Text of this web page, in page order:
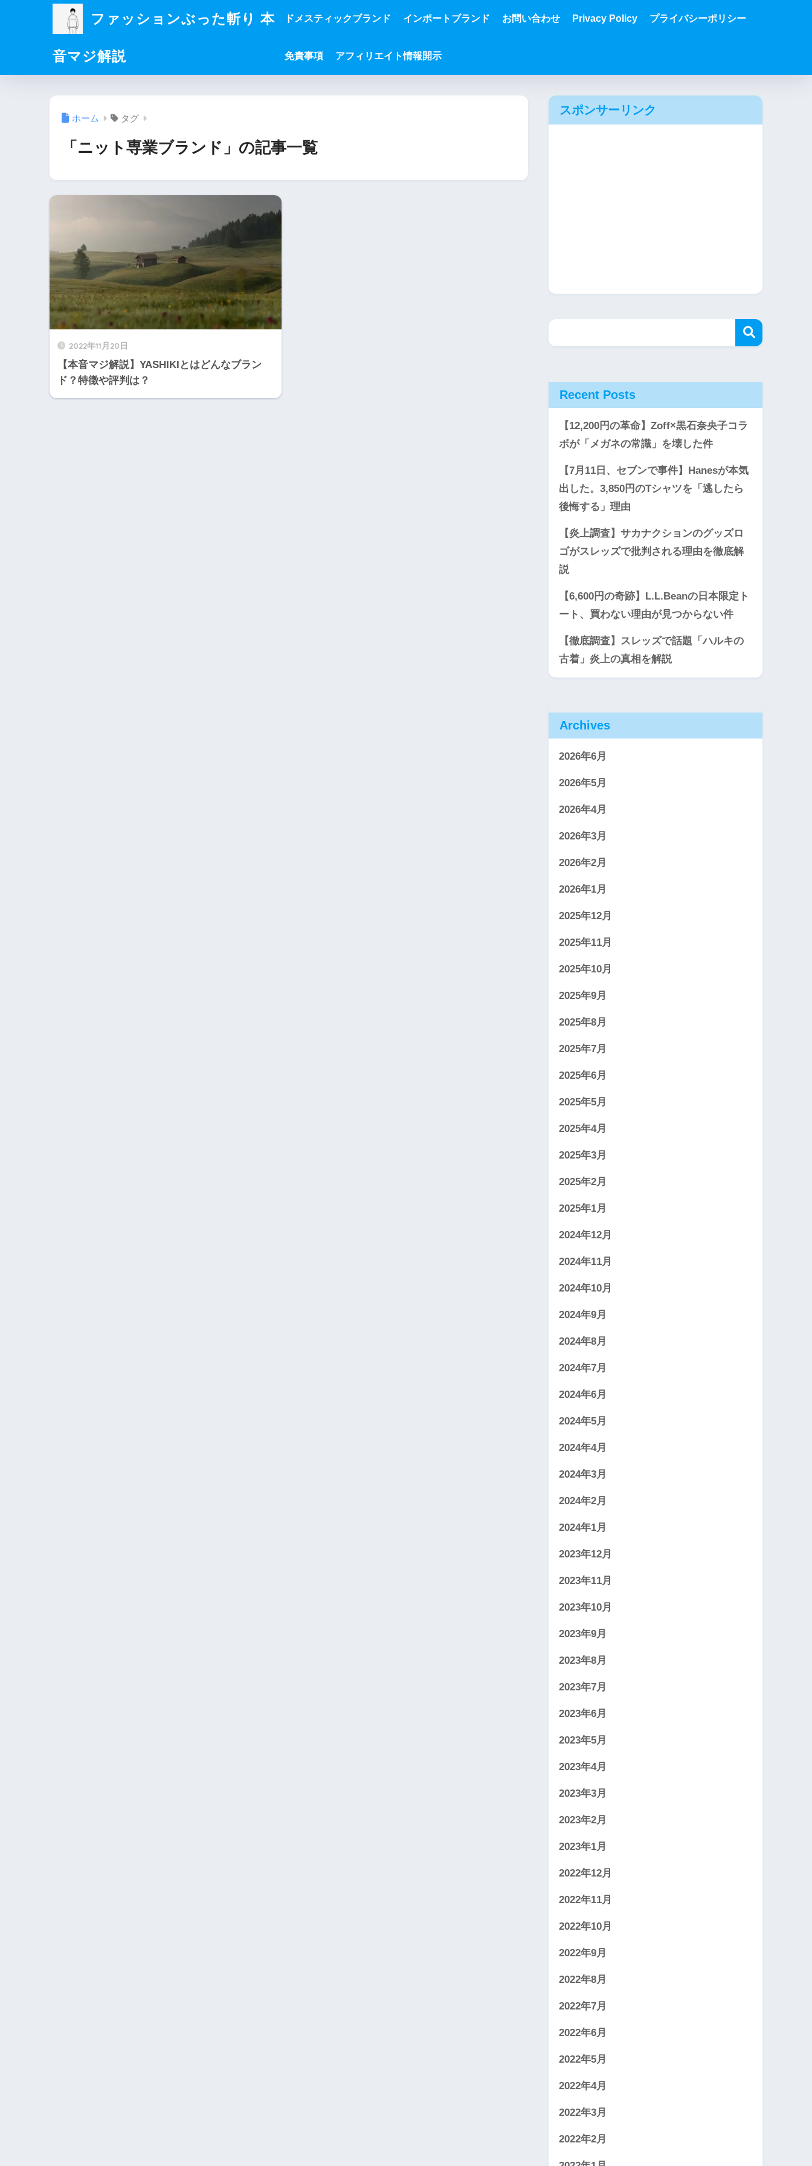
ファッションぶった斬り 本
音マジ解説
ドメスティックブランド インポートブランド お問い合わせ Privacy Policy プライバシーポリシー
免責事項 アフィリエイト情報開示
ホーム タグ
「ニット専業ブランド」の記事一覧
2022年11月20日
【本音マジ解説】YASHIKIとはどんなブラン
ド？特徴や評判は？
スポンサーリンク
Recent Posts
【12,200円の革命】Zoff×黒石奈央子コラ
ボが「メガネの常識」を壊した件
【7月11日、セブンで事件】Hanesが本気
出した。3,850円のTシャツを「逃したら
後悔する」理由
【炎上調査】サカナクションのグッズロ
ゴがスレッズで批判される理由を徹底解
説
【6,600円の奇跡】L.L.Beanの日本限定ト
ート、買わない理由が見つからない件
【徹底調査】スレッズで話題「ハルキの
古着」炎上の真相を解説
Archives
2026年6月
2026年5月
2026年4月
2026年3月
2026年2月
2026年1月
2025年12月
2025年11月
2025年10月
2025年9月
2025年8月
2025年7月
2025年6月
2025年5月
2025年4月
2025年3月
2025年2月
2025年1月
2024年12月
2024年11月
2024年10月
2024年9月
2024年8月
2024年7月
2024年6月
2024年5月
2024年4月
2024年3月
2024年2月
2024年1月
2023年12月
2023年11月
2023年10月
2023年9月
2023年8月
2023年7月
2023年6月
2023年5月
2023年4月
2023年3月
2023年2月
2023年1月
2022年12月
2022年11月
2022年10月
2022年9月
2022年8月
2022年7月
2022年6月
2022年5月
2022年4月
2022年3月
2022年2月